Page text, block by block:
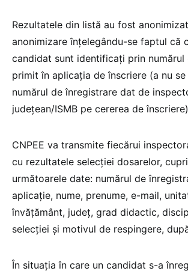
Rezultatele din listă au fost
anonimizare înțelegându-se faptul că
candidat sunt identificați prin numărul
primit în aplicația de înscriere (a nu
numărul de înregistrare dat de
județean/ISMB pe cererea de
CNPEE va transmite fiecărui
cu rezultatele selecției dosarelor,
următoarele date: numărul de
aplicație, nume, prenume, e-mail,
învățământ, județ, grad didactic,
selecției și motivul de respingere,
În situația în care un candidat s-a